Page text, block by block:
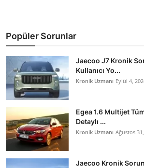
Popüler Sorunlar
Jaecoo J7 Kronik
Kullanıcı Yo...
Kronik Uzmanı Eylül 4,
Egea 1.6 Multijet
Detaylı ...
Kronik Uzmanı Ağustos
Jaecoo Kronik